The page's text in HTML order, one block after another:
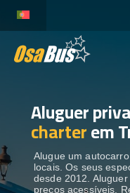
content
ALUGUER DE
DESTINOS
Aluguer
charterem
Alugue um
locais. Os seus
desde 2012.
preços acessíveis.